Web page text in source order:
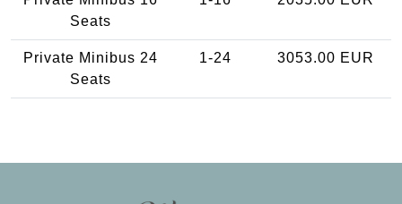
Seats
Private Minibus 24
Seats
1-24 3053.00 EUR